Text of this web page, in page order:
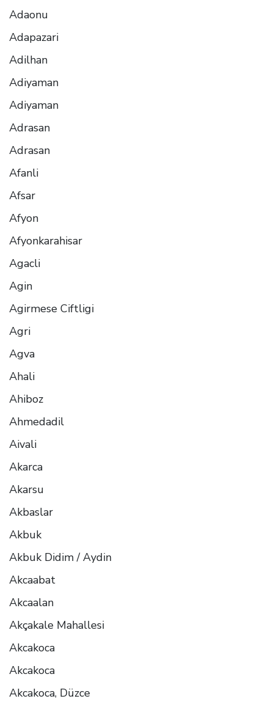
Adaonu
Adapazari
Adilhan
Adiyaman
Adiyaman
Adrasan
Adrasan
Afanli
Afsar
Afyon
Afyonkarahisar
Agacli
Agin
Agirmese Ciftligi
Agri
Agva
Ahali
Ahiboz
Ahmedadil
Aivali
Akarca
Akarsu
Akbaslar
Akbuk
Akbuk Didim / Aydin
Akcaabat
Akcaalan
Akçakale Mahallesi
Akcakoca
Akcakoca
Akcakoca, Düzce